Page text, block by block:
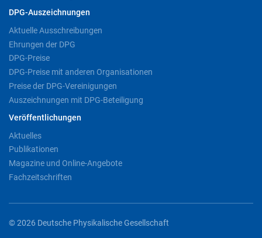
DPG-Auszeichnungen
Aktuelle Ausschreibungen
Ehrungen der DPG
DPG-Preise
DPG-Preise mit anderen Organisationen
Preise der DPG-Vereinigungen
Auszeichnungen mit DPG-Beteiligung
Veröffentlichungen
Aktuelles
Publikationen
Magazine und Online-Angebote
Fachzeitschriften
© 2026 Deutsche Physikalische Gesellschaft